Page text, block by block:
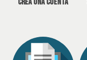
Crea una cuenta